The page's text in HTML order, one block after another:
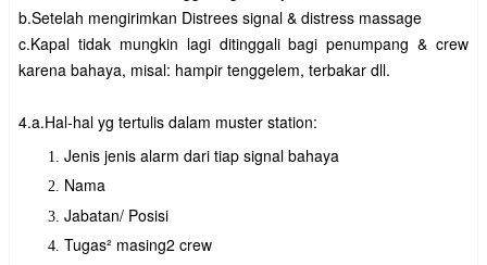
b.Setelah mengirimkan Distrees signal & distress massage
c.Kapal tidak mungkin lagi ditinggali bagi penumpang & crew
karena bahaya, misal: hampir tenggelem, terbakar dll.
4.a.Hal-hal yg tertulis dalam muster station:
Jenis jenis alarm dari tiap signal bahaya
Nama
Jabatan/ Posisi
Tugas² masing2 crew